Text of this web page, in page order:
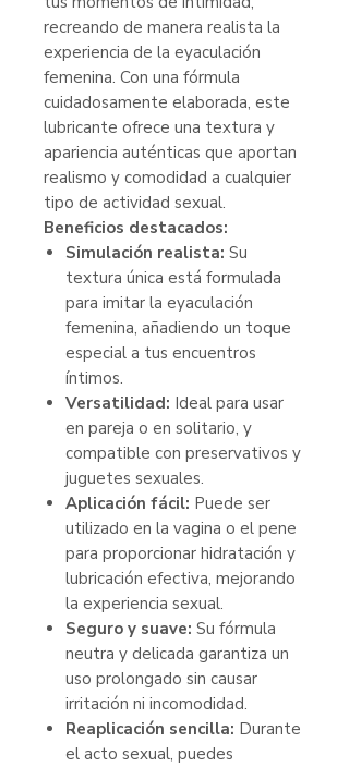
recreando de manera realista la
experiencia de la eyaculación
femenina. Con una fórmula
cuidadosamente elaborada, este
lubricante ofrece una textura y
apariencia auténticas que aportan
realismo y comodidad a cualquier
tipo de actividad sexual.
Beneficios destacados:
Simulación realista: Su
textura única está formulada
para imitar la eyaculación
femenina, añadiendo un toque
especial a tus encuentros
íntimos.
Versatilidad: Ideal para usar
en pareja o en solitario, y
compatible con preservativos y
juguetes sexuales.
Aplicación fácil: Puede ser
utilizado en la vagina o el pene
para proporcionar hidratación y
lubricación efectiva, mejorando
la experiencia sexual.
Seguro y suave: Su fórmula
neutra y delicada garantiza un
uso prolongado sin causar
irritación ni incomodidad.
Reaplicación sencilla: Durante
el acto sexual, puedes